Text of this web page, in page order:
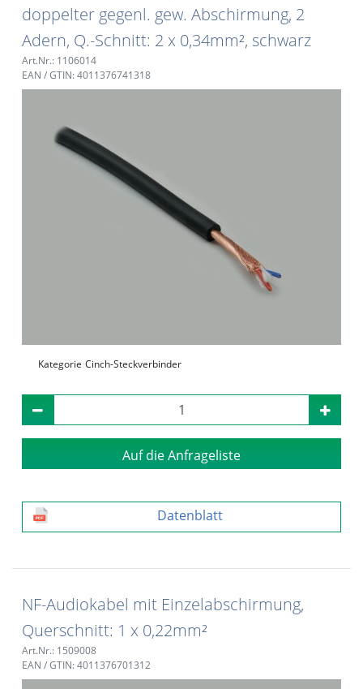
doppelter gegenl. gew. Abschirmung, 2
Adern, Q.-Schnitt: 2 x 0,34mm², schwarz
Art.Nr.: 1106014
EAN / GTIN: 4011376741318
Kategorie Cinch-Steckverbinder
Auf die Anfrageliste
Datenblatt
NF-Audiokabel mit Einzelabschirmung,
Querschnitt: 1 x 0,22mm²
Art.Nr.: 1509008
EAN / GTIN: 4011376701312